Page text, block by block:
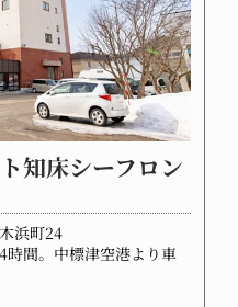
知床シーフロン
浜町24
間。中標津空港より車